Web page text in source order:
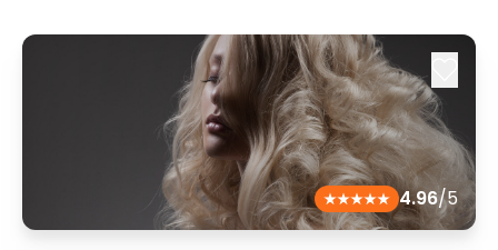
4.96/5